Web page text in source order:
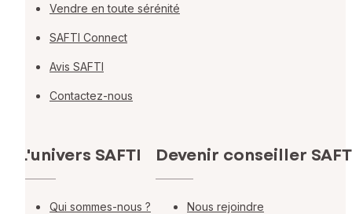
Vendre en toute sérénité
SAFTI Connect
Avis SAFTI
Contactez-nous
L'univers SAFTI
Qui sommes-nous ?
Devenir conseiller
Nous rejoindre